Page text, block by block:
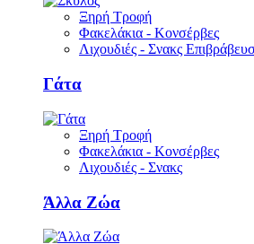
Ξηρή Τροφή
Φακελάκια - Κονσέρβες
Λιχουδιές - Σνακς
Γάτα
Ξηρή Τροφή
Φακελάκια - Κονσέρβες
Λιχουδιές - Σνακς
Άλλα Ζώα